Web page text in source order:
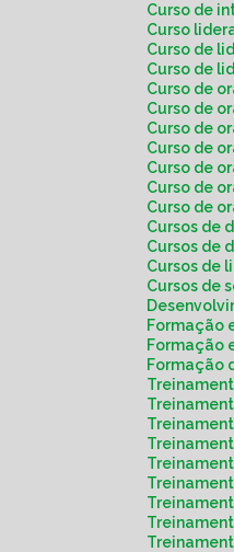
Curso de
Curso
Curso de
Curso de
Curso de
Curso de
Curso de
Curso de
Curso de
Curso de
Curso de
Cursos
Cursos
Cursos
Cursos de
Formação